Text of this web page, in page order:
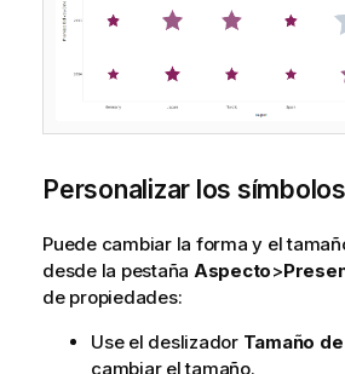
Personalizar los símbolos
Puede cambiar la forma y el
desde la pestaña Aspecto>
de propiedades:
Use el deslizador Tamaño
cambiar el tamaño.